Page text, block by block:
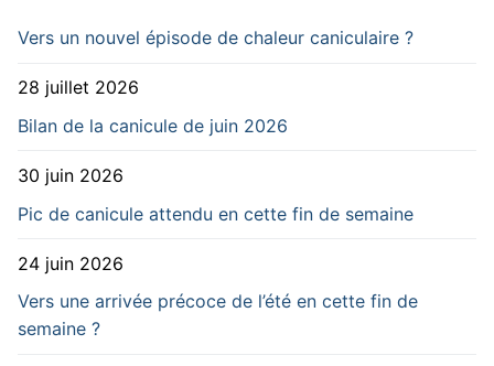
Vers un nouvel épisode de chaleur caniculaire ?
28 juillet 2026
Bilan de la canicule de juin 2026
30 juin 2026
Pic de canicule attendu en cette fin de semaine
24 juin 2026
Vers une arrivée précoce de l’été en cette fin de
semaine ?